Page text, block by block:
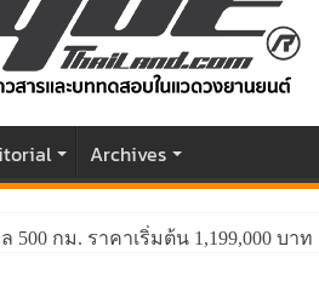
Archives
500 กม. ราคาเริ่มต้น 1,199,000 บาท
ล่อกว่าเดิม พร้อมสมรรถนะที่ดียิ่งกว่า